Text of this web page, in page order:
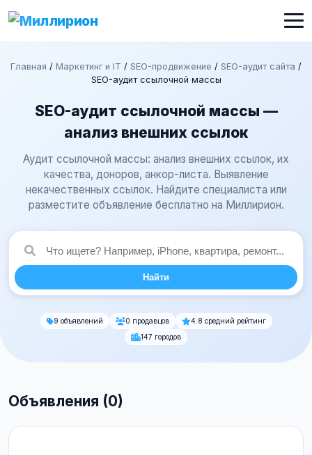
Главная / Маркетинг и IT / SEO-продвижение / SEO-аудит сайта /
SEO-аудит ссылочной массы
SEO-аудит ссылочной массы —
анализ внешних ссылок
Аудит ссылочной массы: анализ внешних ссылок, их
качества, доноров, анкор-листа. Выявление
некачественных ссылок. Найдите специалиста или
разместите объявление бесплатно на Миллирион.
Найти
9 объявлений 0 продавцов
4.8 средний рейтинг
147 городов
Объявления (0)